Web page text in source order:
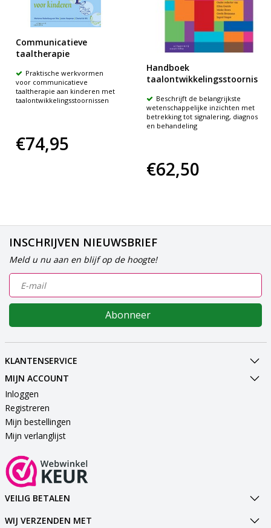
Communicatieve
taaltherapie
Praktische werkvormen
voor communicatieve
taaltherapie aan kinderen met
taalontwikkelingsstoornissen
€74,95
Handboek
Beschrijft de belangrijkste
wetenschappelijke inzichten met
betrekking tot signalering, diagnostiek
en behandeling
€62,50
INSCHRIJVEN NIEUWSBRIEF
Meld u nu aan en blijf op de hoogte!
Abonneer
KLANTENSERVICE
MIJN ACCOUNT
Inloggen
Registreren
Mijn bestellingen
Mijn verlanglijst
VEILIG BETALEN
WIJ VERZENDEN MET